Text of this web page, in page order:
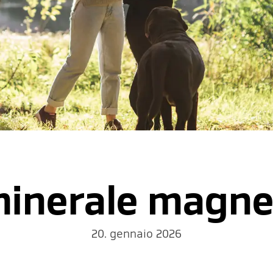
20. gennaio 2026